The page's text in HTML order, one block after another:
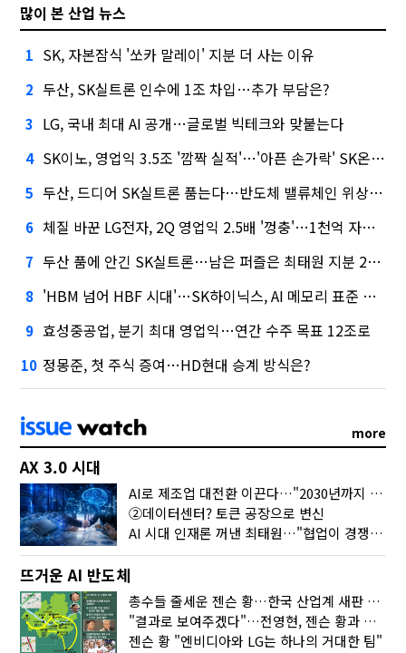
많이 본 산업 뉴스
1 SK, 자본잠식 '쏘카 말레이' 지분 더 사는 이유
2 두산, SK실트론 인수에 1조 차입…추가 부담은?
3 LG, 국내 최대 AI 공개…글로벌 빅테크와 맞붙는다
4 SK이노, 영업익 3.5조 '깜짝 실적'…'아픈 손가락' SK온의 반전
5 두산, 드디어 SK실트론 품는다…반도체 밸류체인 위상 강화
6 체질 바꾼 LG전자, 2Q 영업익 2.5배 '껑충'…1천억 자사주 태운다
7 두산 품에 안긴 SK실트론…남은 퍼즐은 최태원 지분 29.4%
8 'HBM 넘어 HBF 시대'…SK하이닉스, AI 메모리 표준 선점 나섰다
9 효성중공업, 분기 최대 영업익…연간 수주 목표 12조로
10 정몽준, 첫 주식 증여…HD현대 승계 방식은?
more
AX 3.0 시대
AI로 제조업 대전환 이끈다…"2030년까지 민관합동 20조 투자"
②데이터센터? 토큰 공장으로 변신
AI 시대 인재론 꺼낸 최태원…"협업이 경쟁력"
뜨거운 AI 반도체
총수들 줄세운 젠슨 황…한국 산업계 새판 짰다
"결과로 보여주겠다"…전영현, 젠슨 황과 HBM5 논의
젠슨 황 "엔비디아와 LG는 하나의 거대한 팀"